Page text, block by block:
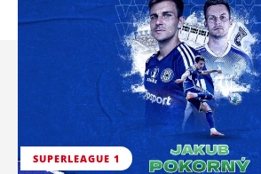
SUPERLEAGUE 1